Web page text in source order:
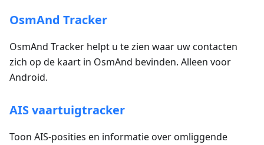
OsmAnd Tracker
OsmAnd Tracker helpt u te zien waar uw contacten
zich op de kaart in OsmAnd bevinden. Alleen voor
Android.
AIS vaartuigtracker
Toon AIS-posities en informatie over omliggende